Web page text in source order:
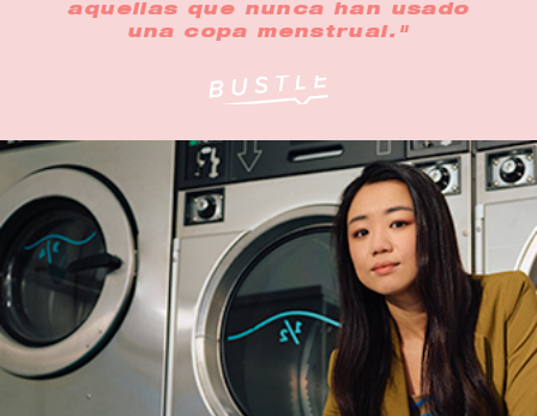
aquellas que nunca han usado
una copa menstrual."